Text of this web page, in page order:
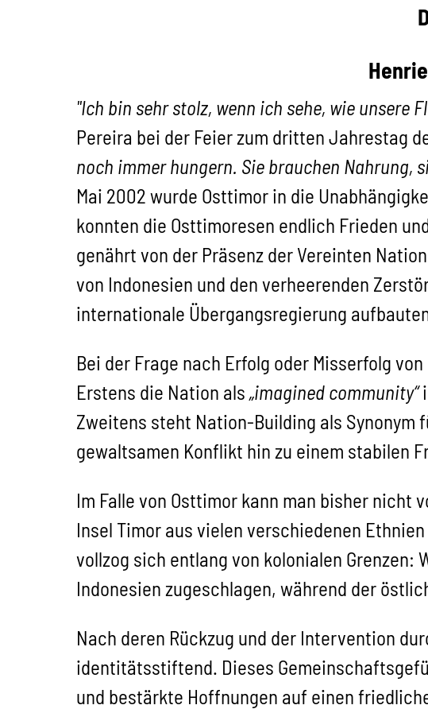
"Ich bin sehr stolz, wenn ich sehe, wie unsere
Pereira bei der Feier zum dritten Jahrestag
noch immer hungern. Sie brauchen Nahrung,
Mai 2002 wurde Osttimor in die
konnten die Osttimoresen endlich Frieden
genährt von der Präsenz der Vereinten
von Indonesien und den verheerenden
internationale Übergangsregierung
Bei der Frage nach Erfolg oder Misserfolg von
Erstens die Nation als „imagined community“
Zweitens steht Nation-Building als Synonym
gewaltsamen Konflikt hin zu einem stabilen
Im Falle von Osttimor kann man bisher nicht
Insel Timor aus vielen verschiedenen
vollzog sich entlang von kolonialen
Indonesien zugeschlagen, während der
Nach deren Rückzug und der Intervention
identitätsstiftend. Dieses
und bestärkte Hoffnungen auf einen